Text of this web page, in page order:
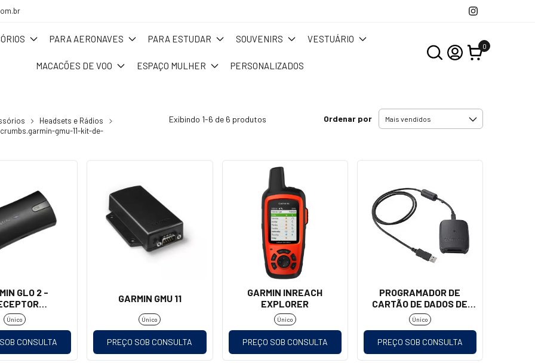
PARA AERONAVES PARA ESTUDAR SOUVENIRS VESTUÁRIO
MACACÕES DE VOO ESPAÇO MULHER PERSONALIZADOS
0
Headsets e Rádios
gmu-11-kit-de-
Exibindo 1-6 de 6 produtos Ordenar por
GLO 2 -
GLONASS
Único
CONSULTA
GARMIN GMU 11
Único
PREÇO SOB CONSULTA
GARMIN INREACH
EXPLORER
Único
PREÇO SOB CONSULTA
PROGRAMADOR DE
CARTÃO DE DADOS DE
AVIAÇÃO USB
Único
PREÇO SOB CONSULTA